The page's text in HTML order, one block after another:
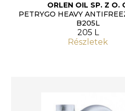
ORLEN OIL SP. Z O.
PETRYGO HEAVY
B205L
205 L
Részletek